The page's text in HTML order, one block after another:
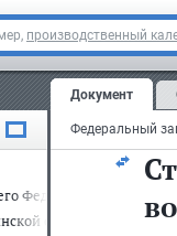
производственный
Федерального закона
обязанности
Документ